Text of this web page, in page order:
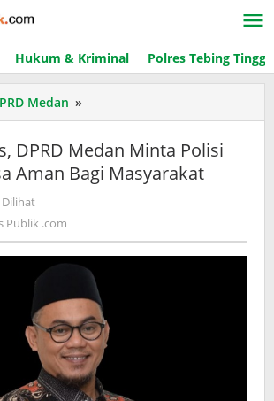
Hukum & Kriminal Polres Tebing Tinggi
Medan »
Ganas,
DPRD
Medan
Minta
Bagi
Masyarakat
DPRD Medan Minta Polisi
Aman Bagi Masyarakat
Dilihat
Publik .com